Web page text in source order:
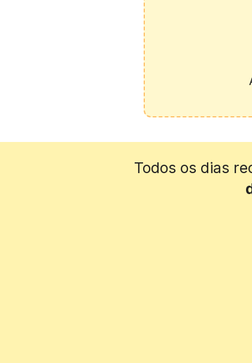
Todos os dias